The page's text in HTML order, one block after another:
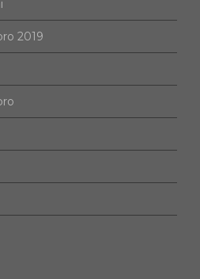
2019